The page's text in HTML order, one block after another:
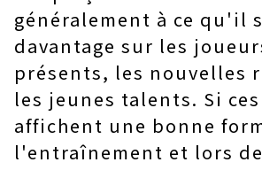
généralement à ce qu'il
davantage sur les
présents, les nouvelles
les jeunes talents. Si
affichent une bonne
l'entraînement et lors